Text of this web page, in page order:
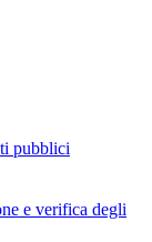
pubblici
e verifica degli